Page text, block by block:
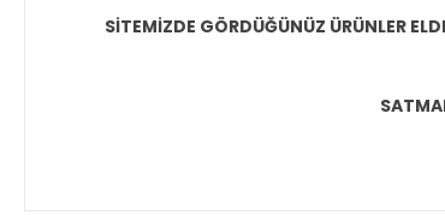
SİTEMİZDE GÖRDÜĞÜNÜZ ÜRÜNLER